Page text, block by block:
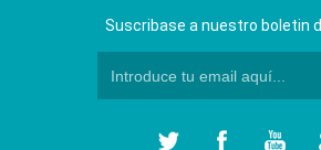
Suscribase a nuestro boletin